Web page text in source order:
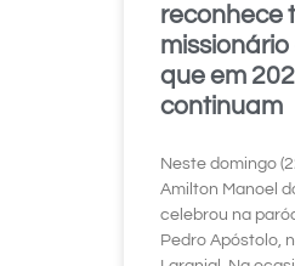
reconhece
que em
continuam
Neste domingo
Amilton Manoel
celebrou na
Pedro Apóstolo,